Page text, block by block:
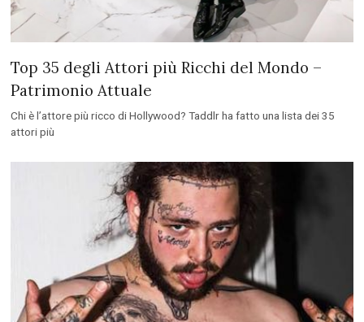
Top 35 degli Attori più Ricchi del Mondo –
Patrimonio Attuale
Chi è l’attore più ricco di Hollywood? Taddlr ha fatto una lista dei 35
attori più